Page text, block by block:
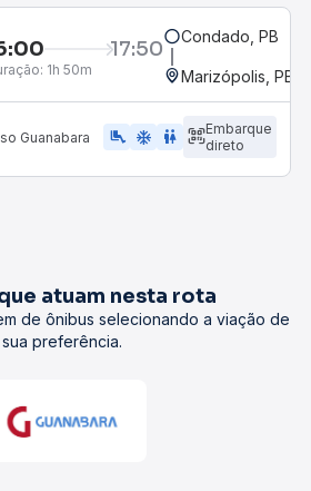
17:50
1h 50m
Condado, PB
Marizópolis, PB
Guanabara airline_seat_legroom_extra ac_unit wc
Embarque
direto
atuam nesta rota
de ônibus selecionando a viação de
sua preferência.